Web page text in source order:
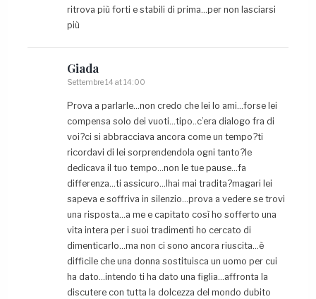
ritrova più forti e stabili di prima…per non lasciarsi
più
Giada
Settembre 14 at 14:00
Prova a parlarle…non credo che lei lo ami…forse lei
compensa solo dei vuoti…tipo..c’era dialogo fra di
voi?ci si abbracciava ancora come un tempo?ti
ricordavi di lei sorprendendola ogni tanto?le
dedicava il tuo tempo…non le tue pause…fa
differenza…ti assicuro…lhai mai tradita?magari lei
sapeva e soffriva in silenzio…prova a vedere se trovi
una risposta…a me e capitato così ho sofferto una
vita intera per i suoi tradimenti ho cercato di
dimenticarlo…ma non ci sono ancora riuscita…è
difficile che una donna sostituisca un uomo per cui
ha dato…intendo ti ha dato una figlia…affronta la
discutere con tutta la dolcezza del mondo dubito